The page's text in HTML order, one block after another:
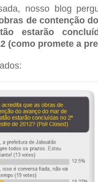
nosso blog
de contenção
estarão
(como promete a